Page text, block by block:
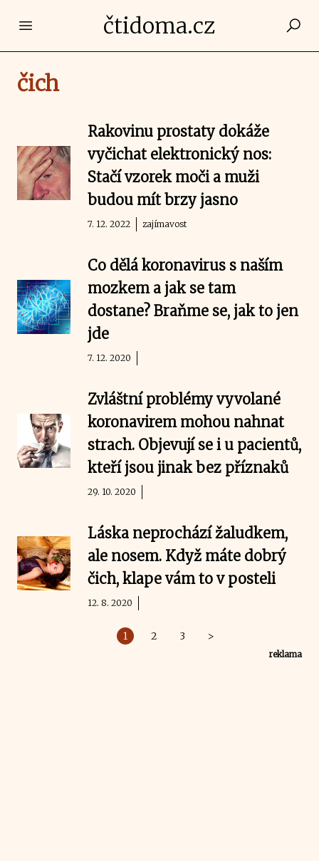
Open main menučtidoma.cz
čich
Rakovinu prostaty dokáže
vyčichat elektronický nos:
Stačí vzorek moči a muži
budou mít brzy jasno
7. 12. 2022 zajímavost
Co dělá koronavirus s naším
mozkem a jak se tam
dostane? Braňme se, jak to jen
jde
7. 12. 2020
Zvláštní problémy vyvolané
koronavirem mohou nahnat
strach. Objevují se i u pacientů,
kteří jsou jinak bez příznaků
29. 10. 2020
Láska neprochází žaludkem,
ale nosem. Když máte dobrý
čich, klape vám to v posteli
12. 8. 2020
1 2 3 >
reklama